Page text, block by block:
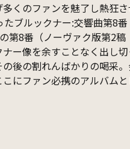
くのファンを魅了し熱狂
ブルックナー:交響曲第8
第8番（ノーヴァク版第2
ー像を余すことなく出し
後の割れんばかりの喝采
にファン必携のアルバム